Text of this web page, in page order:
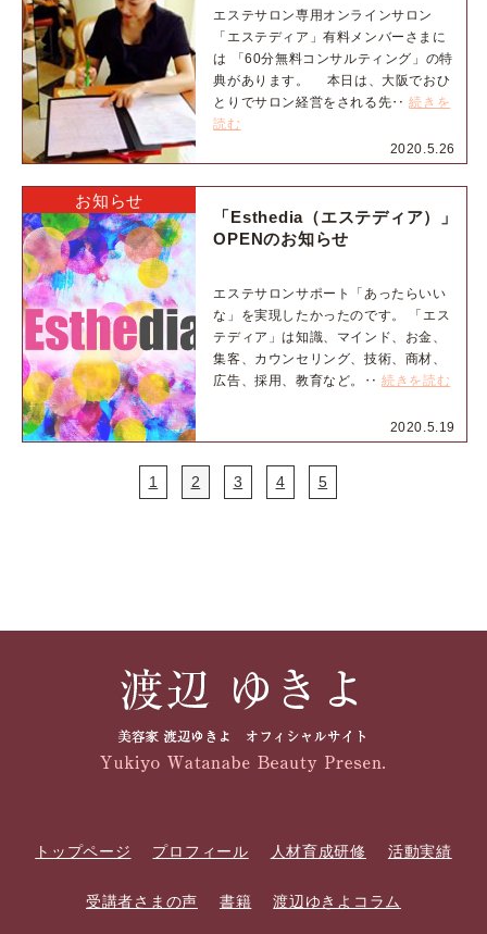
2020.5.26
エステサロン専用オンラインサロン
「エステディア」有料メンバーさまに
は 「60分無料コンサルティング」の特
典があります。 本日は、大阪でおひ
とりでサロン経営をされる先‥続きを
読む
お知らせ
2020.5.19
「Esthedia（エステディア）」
OPENのお知らせ
エステサロンサポート「あったらいい
な」を実現したかったのです。 「エス
テディア」は知識、マインド、お金、
集客、カウンセリング、技術、商材、
広告、採用、教育など。‥続きを読む
1 2 3 4 5
トップページ プロフィール 人材育成研修 活動実績
受講者さまの声 書籍 渡辺ゆきよコラム